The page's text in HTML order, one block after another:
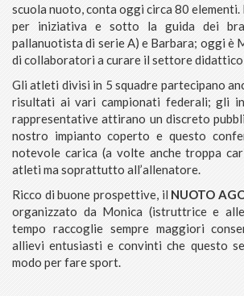
scuola nuoto, conta oggi circa 80 elementi.
per iniziativa e sotto la guida dei
pallanuotista di serie A) e Barbara; oggi è
di collaboratori a curare il settore
Gli atleti divisi in 5 squadre partecipano
risultati ai vari campionati federali; gli
rappresentative attirano un discreto
nostro impianto coperto e questo
notevole carica (a volte anche troppa
atleti ma soprattutto all’allenatore.
Ricco di buone prospettive, il NUOTO
organizzato da Monica (istruttrice e
tempo raccoglie sempre maggiori
allievi entusiasti e convinti che questo
modo per fare sport.